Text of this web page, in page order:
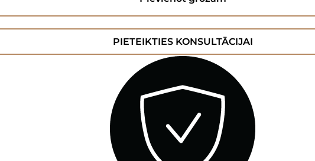
PIETEIKTIES KONSULTĀCIJAI